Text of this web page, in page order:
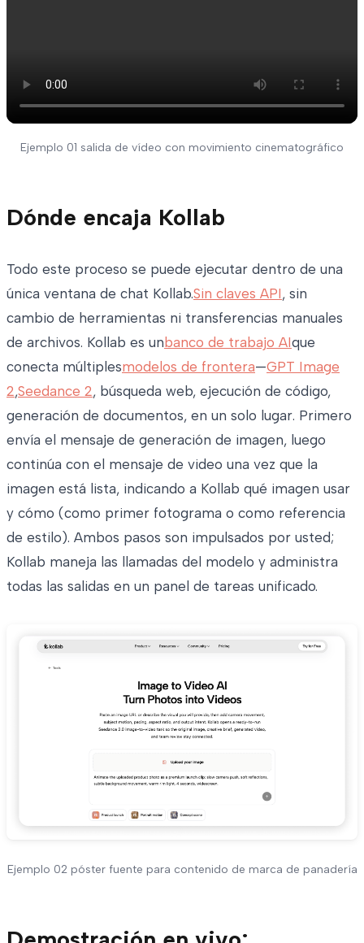
Ejemplo 01 salida de vídeo con movimiento cinematográfico
Dónde encaja Kollab
Todo este proceso se puede ejecutar dentro de una
única ventana de chat Kollab.Sin claves API , sin
cambio de herramientas ni transferencias manuales
de archivos. Kollab es unbanco de trabajo AIque
conecta múltiplesmodelos de frontera—GPT Image
2,Seedance 2, búsqueda web, ejecución de código,
generación de documentos, en un solo lugar. Primero
envía el mensaje de generación de imagen, luego
continúa con el mensaje de video una vez que la
imagen está lista, indicando a Kollab qué imagen usar
y cómo (como primer fotograma o como referencia
de estilo). Ambos pasos son impulsados por usted;
Kollab maneja las llamadas del modelo y administra
todas las salidas en un panel de tareas unificado.
Ejemplo 02 póster fuente para contenido de marca de panadería